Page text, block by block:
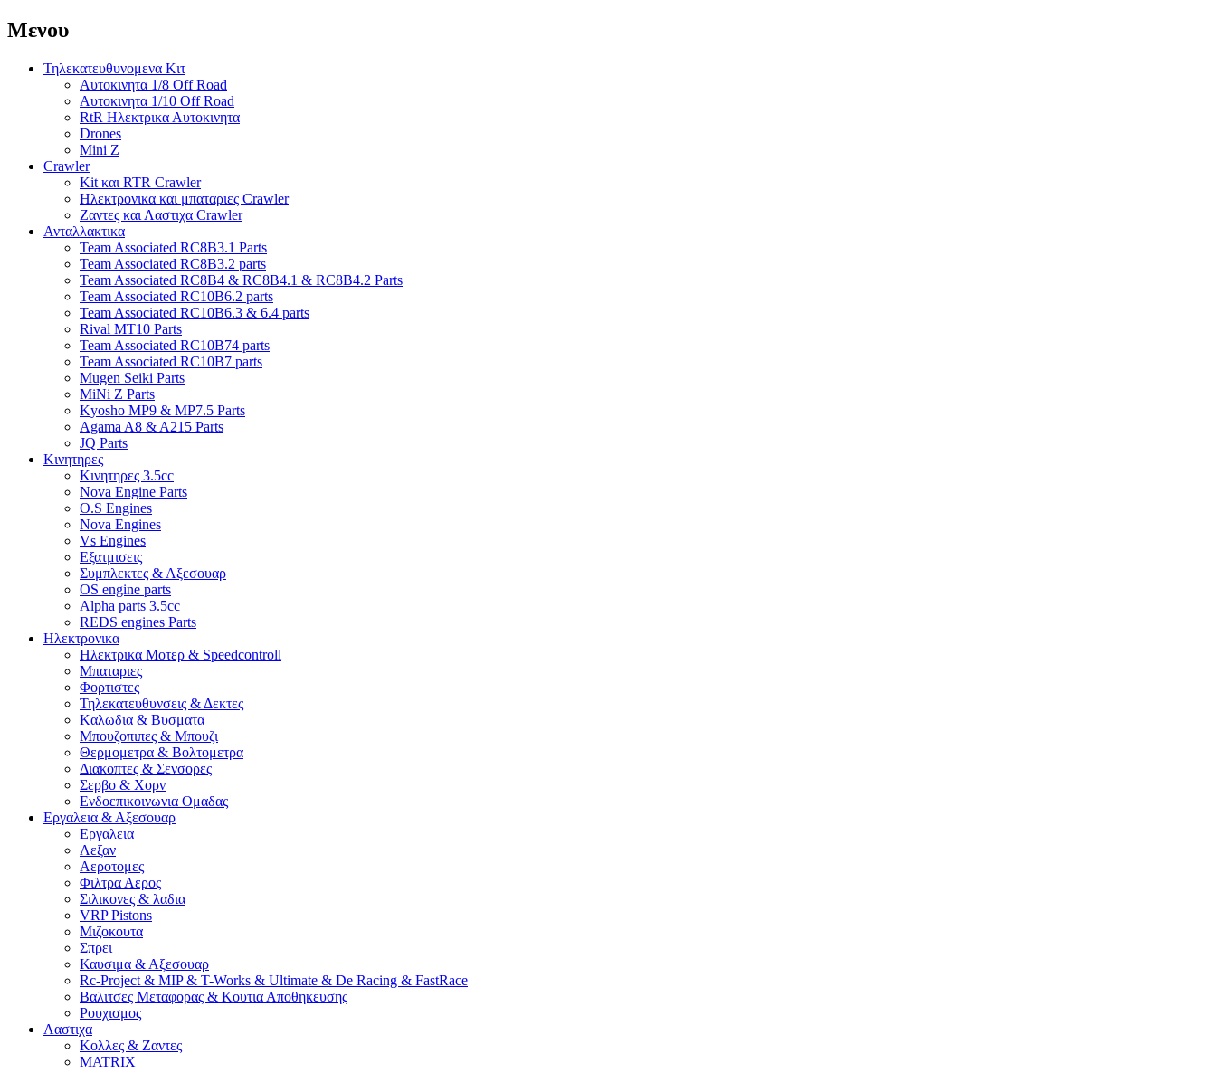
Μενου
Τηλεκατευθυνομενα Κιτ
Αυτοκινητα 1/8 Off Road
Αυτοκινητα 1/10 Off Road
RtR Ηλεκτρικα Αυτοκινητα
Drones
Mini Z
Crawler
Kit και RTR Crawler
Ηλεκτρονικα και μπαταριες Crawler
Ζαντες και Λαστιχα Crawler
Ανταλλακτικα
Team Associated RC8B3.1 Parts
Team Associated RC8B3.2 parts
Team Associated RC8B4 & RC8B4.1 & RC8B4.2 Parts
Team Associated RC10B6.2 parts
Team Associated RC10B6.3 & 6.4 parts
Rival MT10 Parts
Team Associated RC10B74 parts
Team Associated RC10B7 parts
Mugen Seiki Parts
MiNi Z Parts
Kyosho MP9 & MP7.5 Parts
Agama A8 & A215 Parts
JQ Parts
Κινητηρες
Κινητηρες 3.5cc
Nova Engine Parts
O.S Engines
Nova Engines
Vs Engines
Εξατμισεις
Συμπλεκτες & Αξεσουαρ
OS engine parts
Alpha parts 3.5cc
REDS engines Parts
Ηλεκτρονικα
Ηλεκτρικα Μοτερ & Speedcontroll
Μπαταριες
Φορτιστες
Τηλεκατευθυνσεις & Δεκτες
Kαλωδια & Βυσματα
Μπουζοπιπες & Μπουζι
Θερμομετρα & Βολτομετρα
Διακοπτες & Σενσορες
Σερβο & Χορν
Ενδοεπικοινωνια Ομαδας
Εργαλεια & Αξεσουαρ
Εργαλεια
Λεξαν
Αεροτομες
Φιλτρα Αερος
Σιλικονες & λαδια
VRP Pistons
Μιζοκουτα
Σπρει
Καυσιμα & Αξεσουαρ
Rc-Project & MIP & T-Works & Ultimate & De Racing & FastRace
Βαλιτσες Μεταφορας & Κουτια Αποθηκευσης
Ρουχισμος
Λαστιχα
Κολλες & Ζαντες
MATRIX